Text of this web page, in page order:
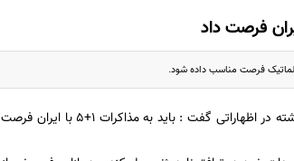
به نقل از رویترز، "آنگلا مرکل" که به آمریکا سفر کرده روز گذشته در اظهاراتی گفت : باید به مذاکرات 1+5 با ایران فرصت